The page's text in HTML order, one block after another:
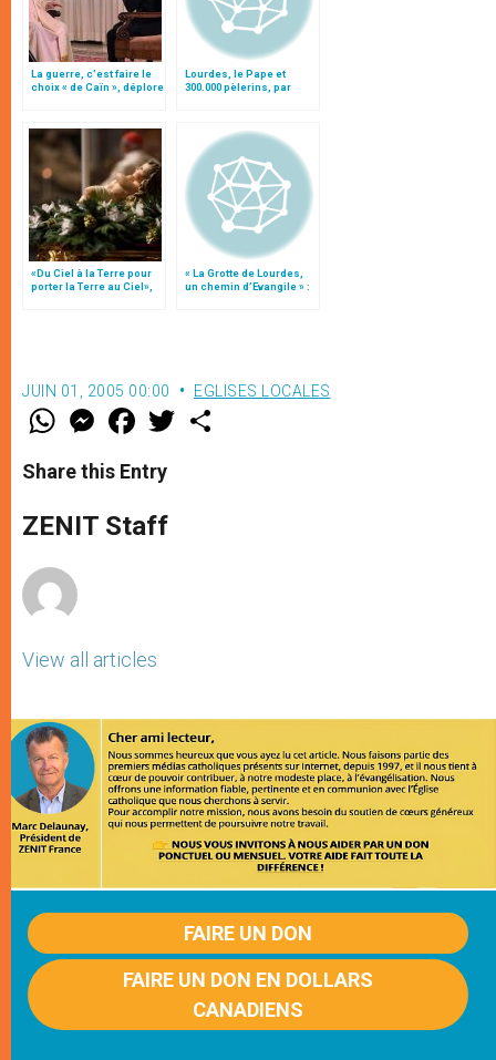
La guerre, c’est faire le
choix « de Caïn », déplore
Lourdes, le Pape et
300.000 pèlerins, par
«Du Ciel à la Terre pour
porter la Terre au Ciel»,
« La Grotte de Lourdes,
un chemin d’Evangile » :
JUIN 01, 2005 00:00 EGLISES LOCALES
W
t
s
p
p
M
e
s
e
g
e
F
a
e
b
o
k
w
Share this Entry
ZENIT Staff
View all articles
FAIRE UN DON
FAIRE UN DON EN DOLLARS
CANADIENS